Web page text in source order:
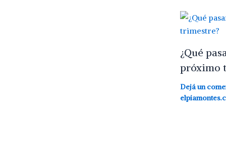
¿Qué
próximo
Dejá un